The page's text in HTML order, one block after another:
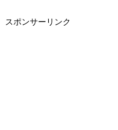
スポンサーリンク